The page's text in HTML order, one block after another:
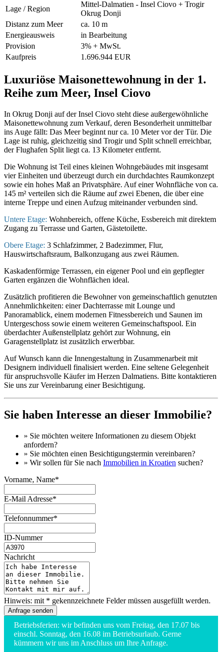
Lage / Region
Mittel-Dalmatien - Insel Ciovo + Trogir
Okrug Donji
Distanz zum Meer
ca. 10 m
Energieausweis
in Bearbeitung
Provision
3% + MwSt.
Kaufpreis
1.696.944 EUR
Luxuriöse Maisonettewohnung in der 1.
Reihe zum Meer, Insel Ciovo
In Okrug Donji auf der Insel Ciovo steht diese außergewöhnliche
Maisonettewohnung zum Verkauf, deren Besonderheit unmittelbar
ins Auge fällt: Das Meer beginnt nur ca. 10 Meter vor der Tür. Die
Lage ist ruhig, gleichzeitig sind Trogir und Split schnell erreichbar,
der Flughafen Split liegt ca. 13 Kilometer entfernt.
Die Wohnung ist Teil eines kleinen Wohngebäudes mit insgesamt
vier Einheiten und überzeugt durch ein durchdachtes Raumkonzept
sowie ein hohes Maß an Privatsphäre. Auf einer Wohnfläche von ca.
145 m² verteilen sich die Räume auf zwei Ebenen, die über eine
interne Treppe und einen Aufzug miteinander verbunden sind.
Untere Etage: Wohnbereich, offene Küche, Essbereich mit direktem
Zugang zu Terrasse und Garten, Gästetoilette.
Obere Etage: 3 Schlafzimmer, 2 Badezimmer, Flur,
Hauswirtschaftsraum, Balkonzugang aus zwei Räumen.
Kaskadenförmige Terrassen, ein eigener Pool und ein gepflegter
Garten ergänzen die Wohnflächen ideal.
Zusätzlich profitieren die Bewohner von gemeinschaftlich genutzten
Annehmlichkeiten: einer Dachterrasse mit Lounge und
Panoramablick, einem modernen Fitnessbereich und Saunen im
Untergeschoss sowie einem weiteren Gemeinschaftspool. Ein
überdachter Außenstellplatz gehört zur Wohnung, ein
Garagenstellplatz ist zusätzlich erwerbbar.
Auf Wunsch kann die Innengestaltung in Zusammenarbeit mit
Designern individuell finalisiert werden. Eine seltene Gelegenheit
für anspruchsvolle Käufer im Herzen Dalmatiens. Bitte kontaktieren
Sie uns zur Vereinbarung einer Besichtigung.
Sie haben Interesse an dieser Immobilie?
» Sie möchten weitere Informationen zu diesem Objekt
anfordern?
» Sie möchten einen Besichtigungstermin vereinbaren?
» Wir sollen für Sie nach Immobilien in Kroatien suchen?
Vorname, Name*
E-Mail Adresse*
Telefonnummer*
ID-Nummer
Nachricht
Hinweis: mit * gekennzeichnete Felder müssen ausgefüllt werden.
Betriebsferien: wir befinden uns vom Freitag, den 17.07 bis
einschl. Sonntag, den 16.08 im Betriebsurlaub. Gerne
kümmern wir uns im Anschluss um Ihre Anfrage.